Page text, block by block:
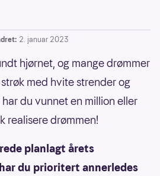
2. januar 2023
hjørnet, og mange drømmer
med hvite strender og
du vunnet en million eller
realisere drømmen!
planlagt årets
du prioritert annerledes